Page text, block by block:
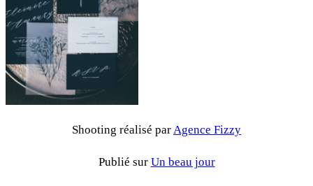
Shooting réalisé parAgence Fizzy
Publié sur Un beau jour